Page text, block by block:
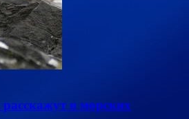
в морских